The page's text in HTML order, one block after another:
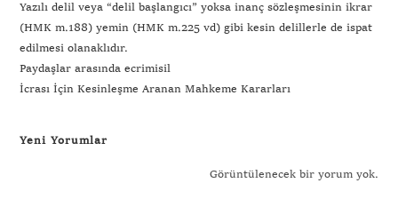
Yazılı delil veya “delil başlangıcı” yoksa inanç sözleşmesinin ikrar
(HMK m.188) yemin (HMK m.225 vd) gibi kesin delillerle de ispat
edilmesi olanaklıdır.
Paydaşlar arasında ecrimisil
İcrası İçin Kesinleşme Aranan Mahkeme Kararları
Yeni Yorumlar
Görüntülenecek bir yorum yok.